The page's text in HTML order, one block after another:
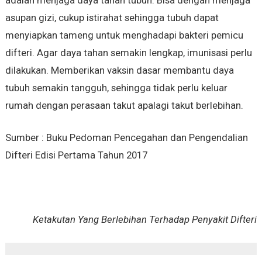
asupan gizi, cukup istirahat sehingga tubuh dapat
menyiapkan tameng untuk menghadapi bakteri pemicu
difteri. Agar daya tahan semakin lengkap, imunisasi perlu
dilakukan. Memberikan vaksin dasar membantu daya
tubuh semakin tangguh, sehingga tidak perlu keluar
rumah dengan perasaan takut apalagi takut berlebihan.
Sumber : Buku Pedoman Pencegahan dan Pengendalian
Difteri Edisi Pertama Tahun 2017
Ketakutan Yang Berlebihan Terhadap Penyakit Difteri